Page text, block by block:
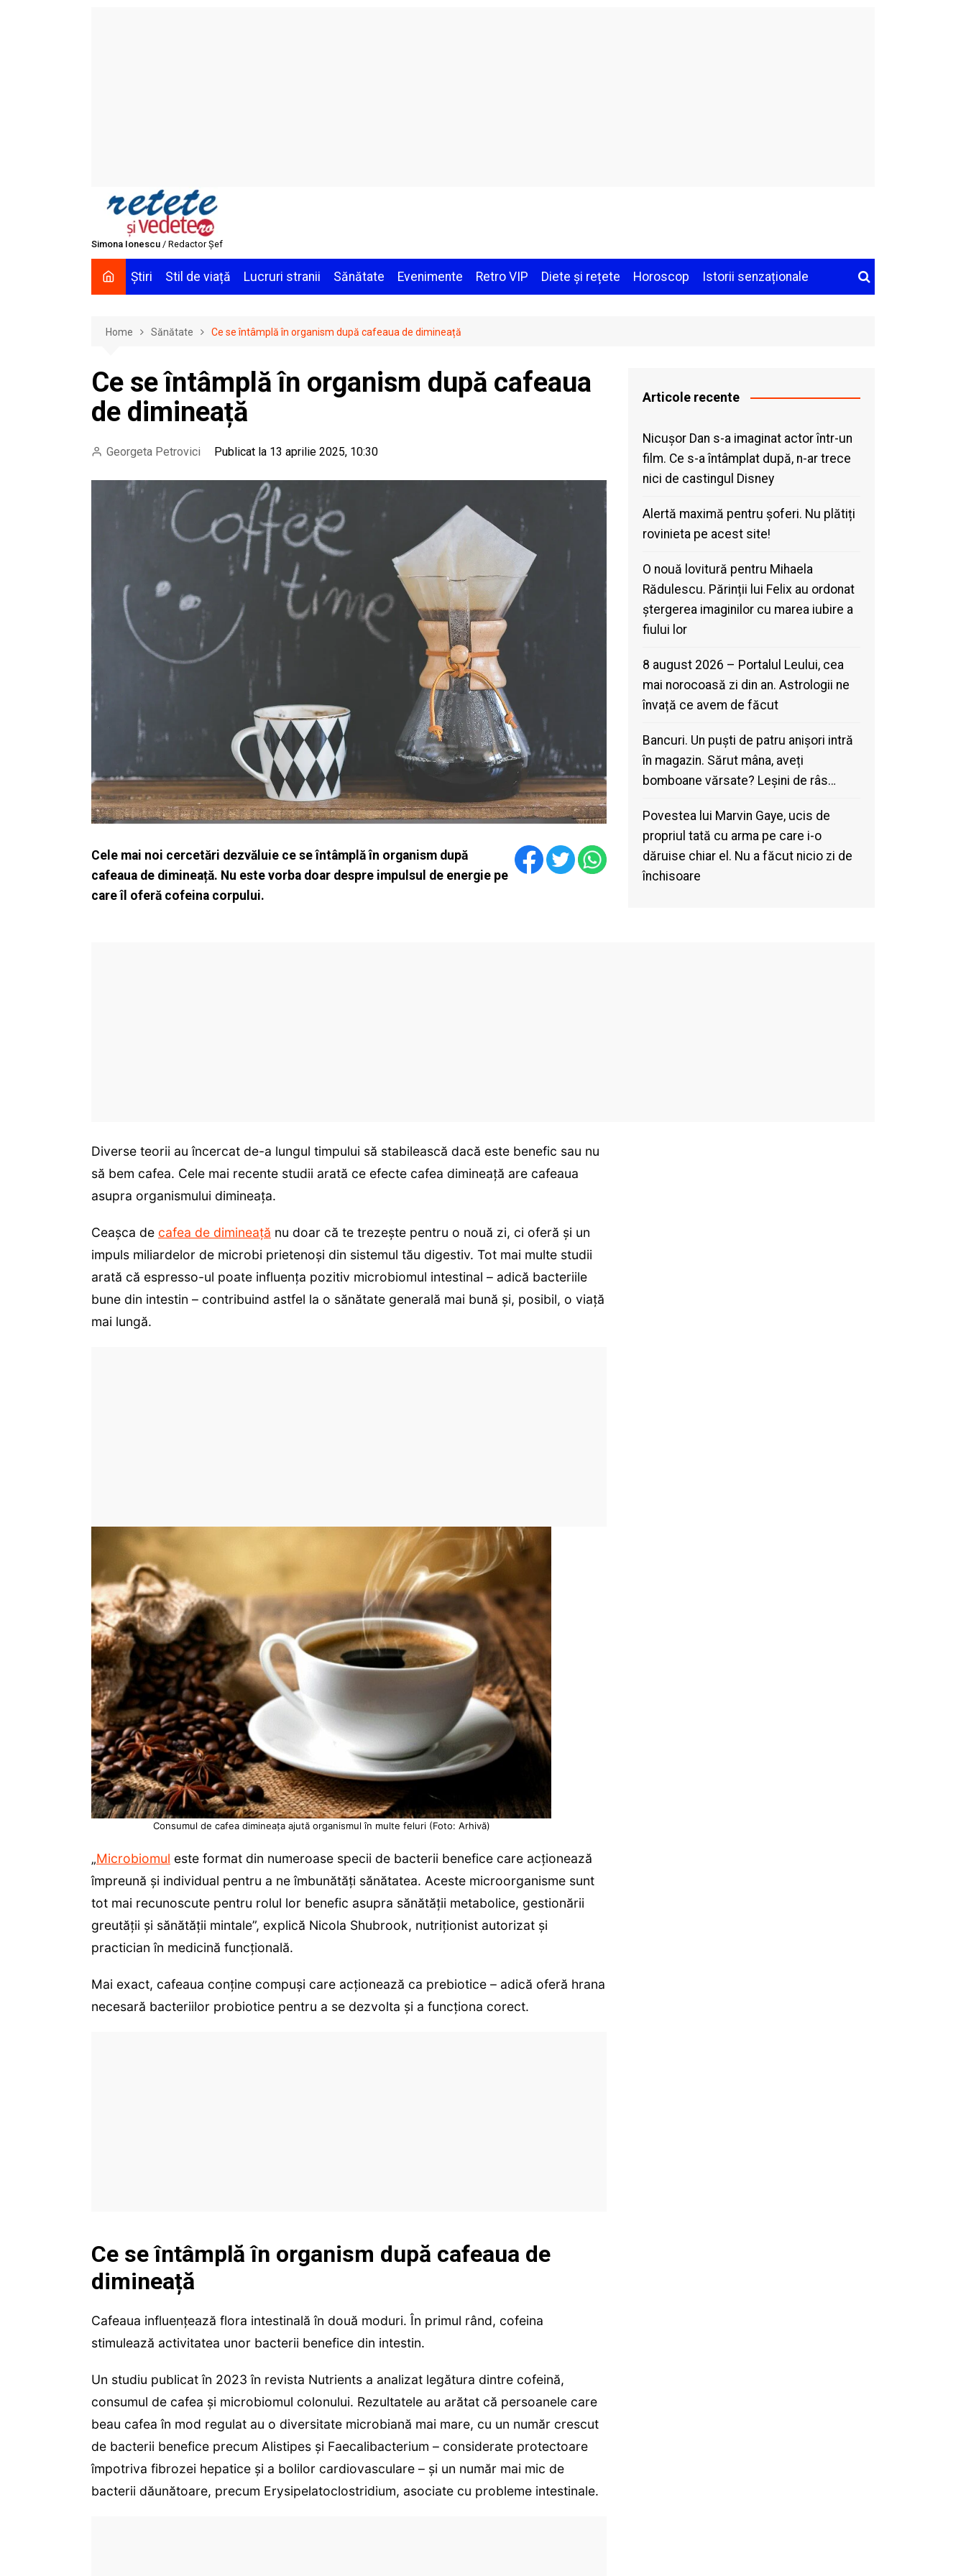
Simona Ionescu / Redactor Șef
Știri Stil de viață Lucruri stranii Sănătate Evenimente Retro VIP Diete și rețete Horoscop Istorii senzaționale
Home Sănătate Ce se întâmplă în organism după cafeaua de dimineață
Ce se întâmplă în organism după cafeaua
de dimineață
Georgeta Petrovici Publicat la 13 aprilie 2025, 10:30
Cele mai noi cercetări dezvăluie ce se întâmplă în organism după
cafeaua de dimineață. Nu este vorba doar despre impulsul de energie pe
care îl oferă cofeina corpului.
Articole recente
Nicușor Dan s-a imaginat actor într-un
film. Ce s-a întâmplat după, n-ar trece
nici de castingul Disney
Alertă maximă pentru șoferi. Nu plătiți
rovinieta pe acest site!
O nouă lovitură pentru Mihaela
Rădulescu. Părinții lui Felix au ordonat
ștergerea imaginilor cu marea iubire a
fiului lor
8 august 2026 – Portalul Leului, cea
mai norocoasă zi din an. Astrologii ne
învață ce avem de făcut
Bancuri. Un puști de patru anișori intră
în magazin. Sărut mâna, aveți
bomboane vărsate? Leșini de râs…
Povestea lui Marvin Gaye, ucis de
propriul tată cu arma pe care i-o
dăruise chiar el. Nu a făcut nicio zi de
închisoare
Diverse teorii au încercat de-a lungul timpului să stabilească dacă este benefic sau nu
să bem cafea. Cele mai recente studii arată ce efecte cafea dimineață are cafeaua
asupra organismului dimineața.
Ceașca de cafea de dimineață nu doar că te trezește pentru o nouă zi, ci oferă și un
impuls miliardelor de microbi prietenoși din sistemul tău digestiv. Tot mai multe studii
arată că espresso-ul poate influența pozitiv microbiomul intestinal – adică bacteriile
bune din intestin – contribuind astfel la o sănătate generală mai bună și, posibil, o viață
mai lungă.
Consumul de cafea dimineața ajută organismul în multe feluri (Foto: Arhivă)
„Microbiomul este format din numeroase specii de bacterii benefice care acționează
împreună și individual pentru a ne îmbunătăți sănătatea. Aceste microorganisme sunt
tot mai recunoscute pentru rolul lor benefic asupra sănătății metabolice, gestionării
greutății și sănătății mintale”, explică Nicola Shubrook, nutriționist autorizat și
practician în medicină funcțională.
Mai exact, cafeaua conține compuși care acționează ca prebiotice – adică oferă hrana
necesară bacteriilor probiotice pentru a se dezvolta și a funcționa corect.
Ce se întâmplă în organism după cafeaua de
dimineață
Cafeaua influențează flora intestinală în două moduri. În primul rând, cofeina
stimulează activitatea unor bacterii benefice din intestin.
Un studiu publicat în 2023 în revista Nutrients a analizat legătura dintre cofeină,
consumul de cafea și microbiomul colonului. Rezultatele au arătat că persoanele care
beau cafea în mod regulat au o diversitate microbiană mai mare, cu un număr crescut
de bacterii benefice precum Alistipes și Faecalibacterium – considerate protectoare
împotriva fibrozei hepatice și a bolilor cardiovasculare – și un număr mai mic de
bacterii dăunătoare, precum Erysipelatoclostridium, asociate cu probleme intestinale.